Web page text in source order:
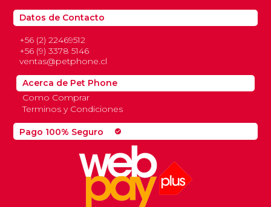
Pago 100% Seguro check_circle
Datos de Contacto
+56 (2) 22469512
+56 (9) 3378 5146
ventas@petphone.cl
Acerca de Pet Phone
Como Comprar
Terminos y Condiciones